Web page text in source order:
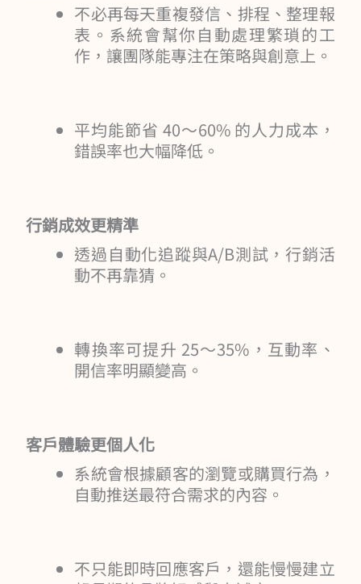
不必再每天重複發信、排程、整理報
表。系統會幫你自動處理繁瑣的工
作，讓團隊能專注在策略與創意上。
平均能節省 40～60% 的人力成本，
錯誤率也大幅降低。
行銷成效更精準
透過自動化追蹤與A/B測試，行銷活
動不再靠猜。
轉換率可提升 25～35%，互動率、
開信率明顯變高。
客戶體驗更個人化
系統會根據顧客的瀏覽或購買行為，
自動推送最符合需求的內容。
不只能即時回應客戶，還能慢慢建立